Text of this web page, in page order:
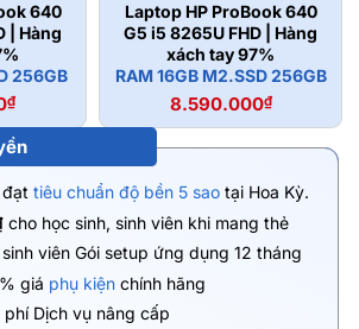
640
| Hàng
256GB
₫
Laptop HP ProBook 640
G5 i5 8265U FHD | Hàng
xách tay 97%
RAM 16GB M2.SSD 256GB
8.590.000₫
tiêu chuẩn độ bền 5 sao tại Hoa Kỳ.
cho học sinh, sinh viên khi mang thẻ
viên Gói setup ứng dụng 12 tháng
giá phụ kiện chính hãng
Dịch vụ nâng cấp